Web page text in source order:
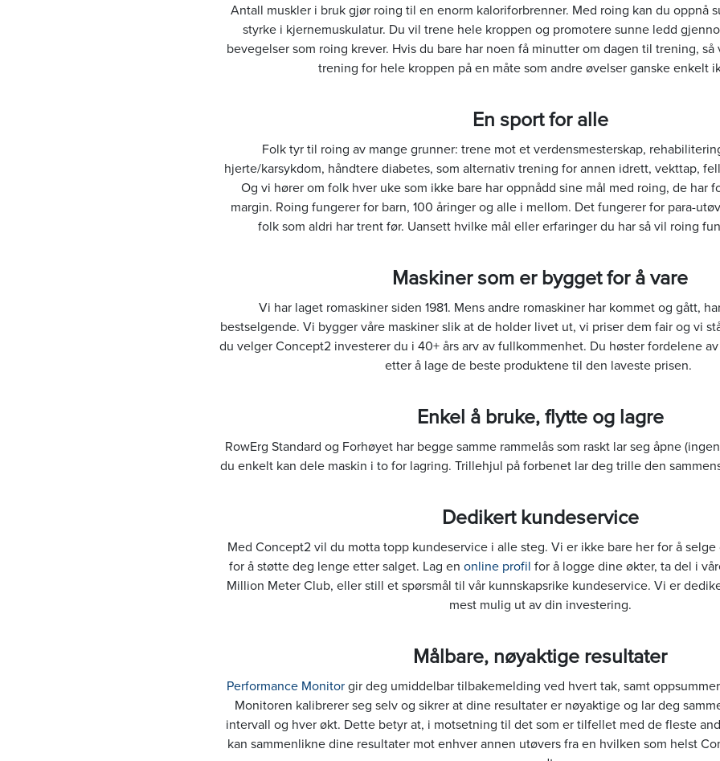
Antall muskler i bruk gjør roing til en enorm kaloriforbrenner. Med roing kan du oppnå
styrke i kjernemuskulatur. Du vil trene hele kroppen og promotere sunne ledd
bevegelser som roing krever. Hvis du bare har noen få minutter om dagen til trening,
trening for hele kroppen på en måte som andre øvelser ganske enkelt
En sport for alle
Folk tyr til roing av mange grunner: trene mot et verdensmesterskap,
hjerte/karsykdom, håndtere diabetes, som alternativ trening for annen idrett, vekttap,
Og vi hører om folk hver uke som ikke bare har oppnådd sine mål med roing, de har
margin. Roing fungerer for barn, 100 åringer og alle i mellom. Det fungerer for para-
folk som aldri har trent før. Uansett hvilke mål eller erfaringer du har så vil roing
Maskiner som er bygget for å vare
Vi har laget romaskiner siden 1981. Mens andre romaskiner har kommet og gått,
bestselgende. Vi bygger våre maskiner slik at de holder livet ut, vi priser dem fair og vi
du velger Concept2 investerer du i 40+ års arv av fullkommenhet. Du høster fordelene
etter å lage de beste produktene til den laveste prisen.
Enkel å bruke, flytte og lagre
RowErg Standard og Forhøyet har begge samme rammelås som raskt lar seg åpne
du enkelt kan dele maskin i to for lagring. Trillehjul på forbenet lar deg trille den
Dedikert kundeservice
Med Concept2 vil du motta topp kundeservice i alle steg. Vi er ikke bare her for å
for å støtte deg lenge etter salget. Lag en online profil for å logge dine økter, ta del i
Million Meter Club, eller still et spørsmål til vår kunnskapsrike kundeservice. Vi er
mest mulig ut av din investering.
Målbare, nøyaktige resultater
Performance Monitorgir deg umiddelbar tilbakemelding ved hvert tak, samt
Monitoren kalibrerer seg selv og sikrer at dine resultater er nøyaktige og lar deg
intervall og hver økt. Dette betyr at, i motsetning til det som er tilfellet med de fleste
kan sammenlikne dine resultater mot enhver annen utøvers fra en hvilken som helst